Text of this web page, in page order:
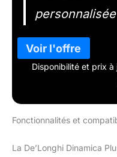
Disponibilité et prix à
Fonctionnalités et
La De’Longhi Dinamica